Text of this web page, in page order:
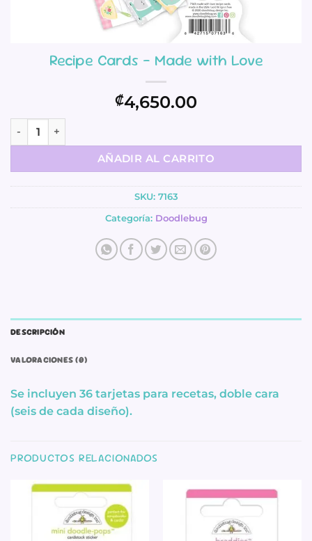
Recipe Cards – Made with Love
₡4,650.00
Recipe Cards - Made with Love cantidad
AÑADIR AL CARRITO
SKU: 7163
Categoría: Doodlebug
DESCRIPCIÓN
VALORACIONES (0)
Se incluyen 36 tarjetas para recetas, doble cara
(seis de cada diseño).
PRODUCTOS RELACIONADOS